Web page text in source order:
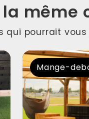
même
qui pourrait
Mange-